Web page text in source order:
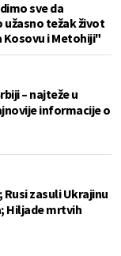
sve da
užasno težak život
Kosovu i Metohiji"
– najteže u
informacije o
zasuli Ukrajinu
Hiljade mrtvih